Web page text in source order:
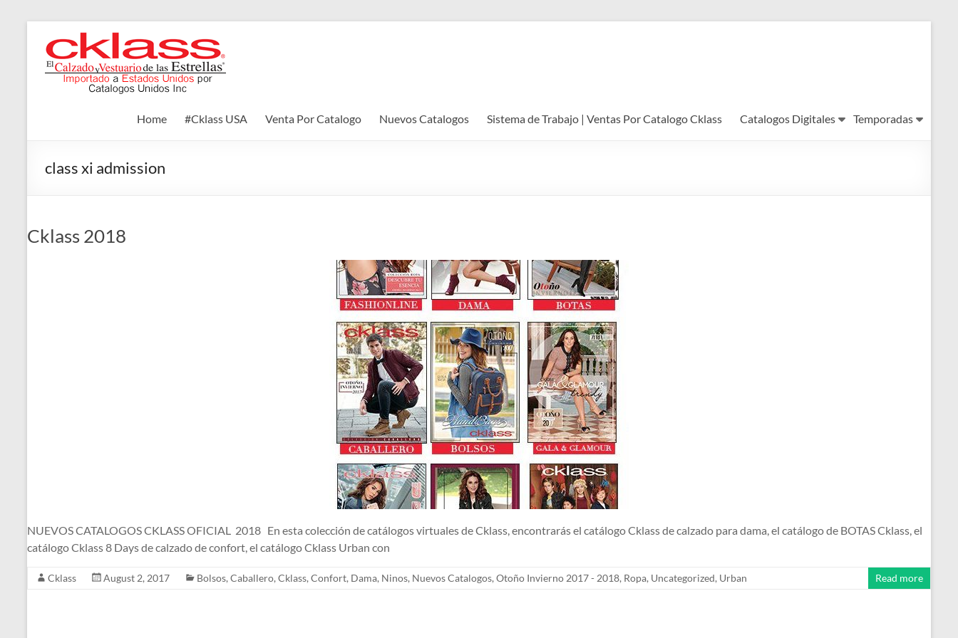
content
Cklass
El
las
Home #Cklass USA Venta Por Catalogo Nuevos Catalogos Sistema de Trabajo | Ventas Por Catalogo Cklass Catalogos Digitales Temporadas
class xi admission
Cklass 2018
NUEVOS CATALOGOS CKLASS OFICIAL 2018 En esta colección de catálogos virtuales de Cklass, encontrarás el catálogo Cklass de calzado para dama, el catálogo de BOTAS Cklass, el
catálogo Cklass 8 Days de calzado de confort, el catálogo Cklass Urban con
Cklass August 2, 2017 Bolsos, Caballero, Cklass, Confort, Dama, Ninos, Nuevos Catalogos, Otoño Invierno 2017 - 2018, Ropa, Uncategorized, Urban Read more